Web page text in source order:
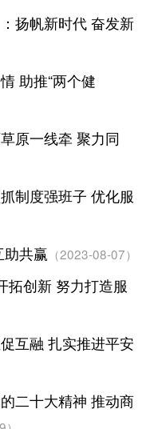
扬帆新时代 奋发新
助推“两个健
原一线牵 聚力同
制度强班子 优化服
共赢 （2023-08-07）
拓创新 努力打造服
互融 扎实推进平安
二十大精神 推动商